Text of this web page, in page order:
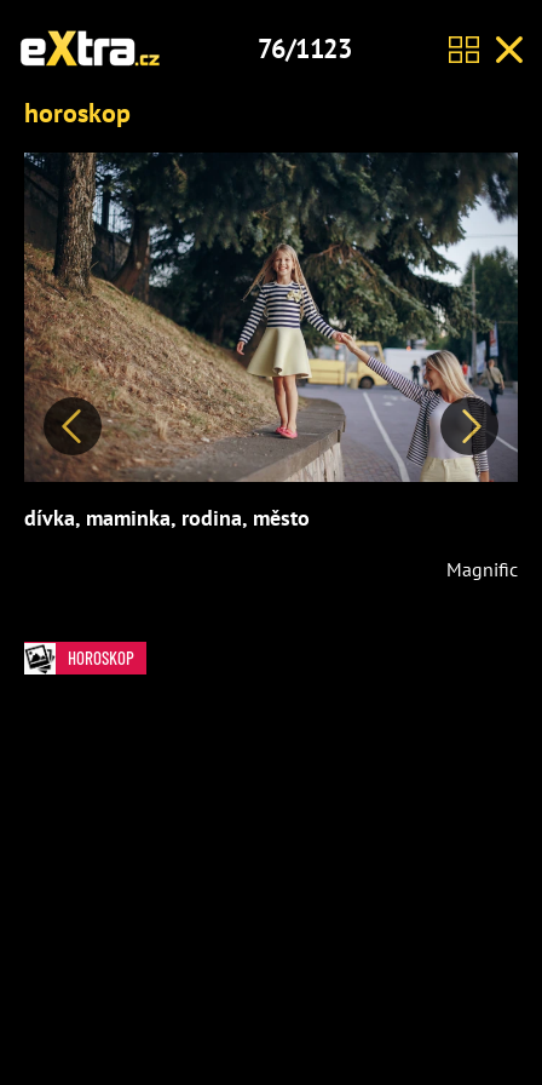
76/1123
horoskop
Předchozí Další
dívka, maminka, rodina, město
Magnific
HOROSKOP